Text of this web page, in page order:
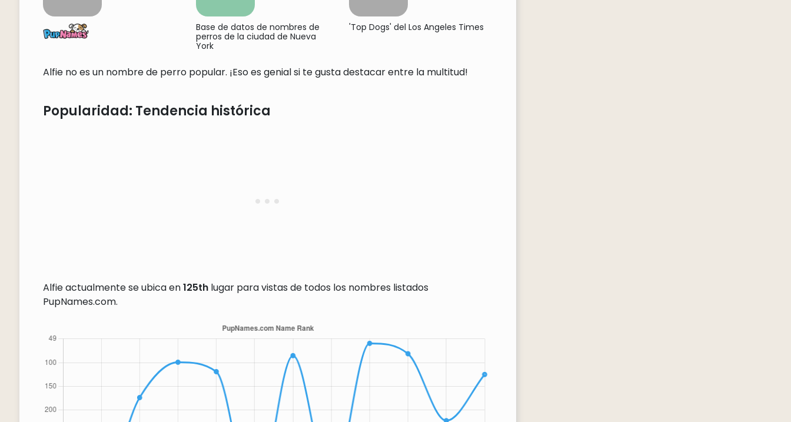
Base de datos de nombres de
perros de la ciudad de Nueva
York
'Top Dogs' del Los Angeles Times
Alfie no es un nombre de perro popular. ¡Eso es genial si te gusta destacar entre la multitud!
Popularidad: Tendencia histórica
Alfie actualmente se ubica en125thlugar para vistas de todos los nombres listados
PupNames.com.